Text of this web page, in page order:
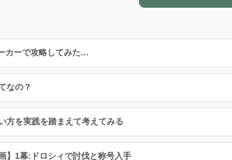
カーで攻略してみた…
なの？
方を実践を踏まえて考えてみる
】1幕:ドロシィで討伐と称号入手